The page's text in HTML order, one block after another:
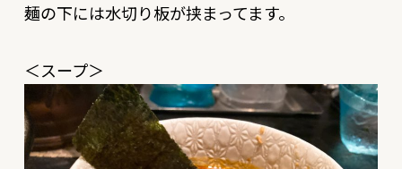
麺の下には水切り板が挟まってます。
＜スープ＞